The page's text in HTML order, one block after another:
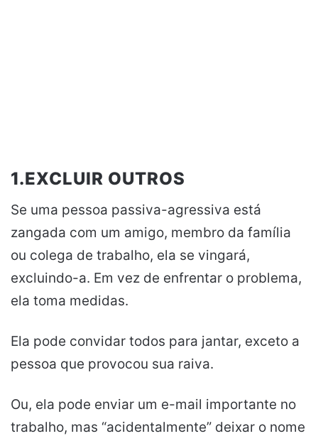
1.EXCLUIR OUTROS
Se uma pessoa passiva-agressiva está
zangada com um amigo, membro da família
ou colega de trabalho, ela se vingará,
excluindo-a. Em vez de enfrentar o problema,
ela toma medidas.
Ela pode convidar todos para jantar, exceto a
pessoa que provocou sua raiva.
Ou, ela pode enviar um e-mail importante no
trabalho, mas “acidentalmente” deixar o nome